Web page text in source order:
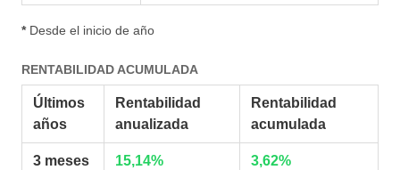
*Desde el inicio de año
RENTABILIDAD ACUMULADA
Últimos
años
Rentabilidad
anualizada
Rentabilidad
acumulada
3 meses 15,14% 3,62%